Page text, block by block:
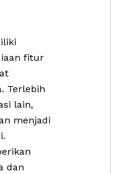
fitur
Terlebih
lain,
menjadi
dan